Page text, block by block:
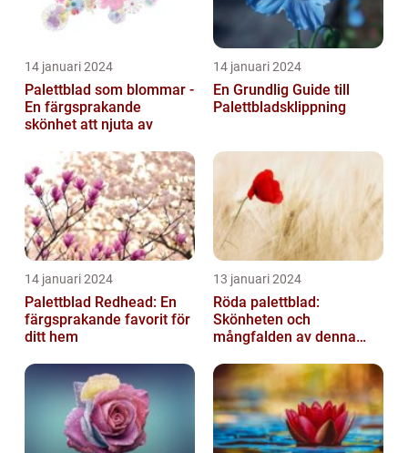
14 januari 2024
Palettblad som blommar -
En färgsprakande
skönhet att njuta av
14 januari 2024
En Grundlig Guide till
Palettbladsklippning
14 januari 2024
Palettblad Redhead: En
färgsprakande favorit för
ditt hem
13 januari 2024
Röda palettblad:
Skönheten och
mångfalden av denna